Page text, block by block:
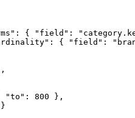
{ "field":
{ "field":
"to": 800 },